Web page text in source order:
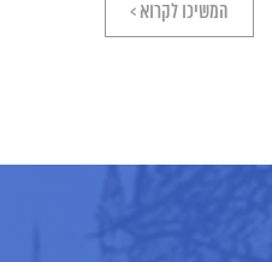
המשיכו לקרוא >